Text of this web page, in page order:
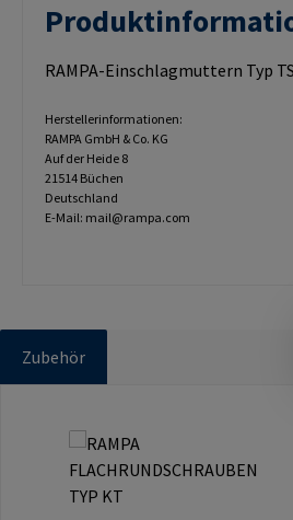
RAMPA-Einschlagmuttern Typ
Herstellerinformationen:
RAMPA GmbH & Co. KG
Auf der Heide 8
21514 Büchen
Deutschland
E-Mail: mail@rampa.com
Zubehör